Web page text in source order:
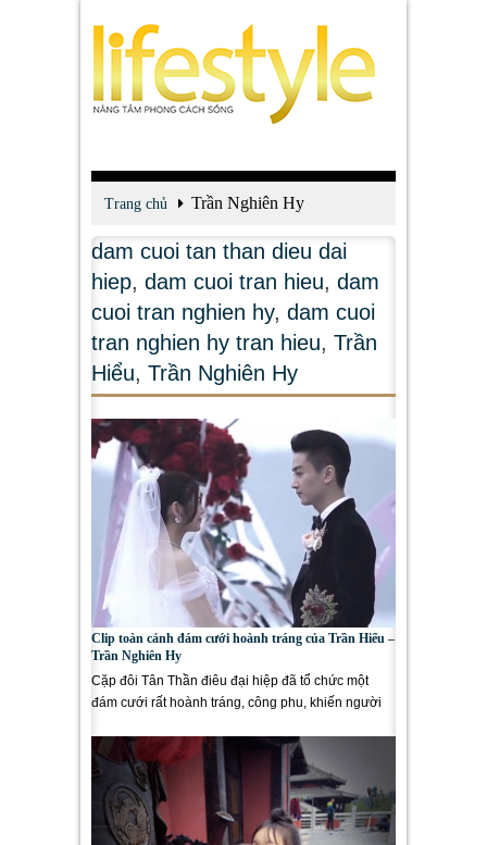
Trang chủ Trần Nghiên Hy
dam cuoi tan than dieu dai
hiep, dam cuoi tran hieu, dam
cuoi tran nghien hy, dam cuoi
tran nghien hy tran hieu, Trần
Hiểu, Trần Nghiên Hy
Clip toàn cảnh đám cưới hoành tráng của Trần Hiểu –
Trần Nghiên Hy
Cặp đôi Tân Thần điêu đại hiệp đã tổ chức một
đám cưới rất hoành tráng, công phu, khiến người